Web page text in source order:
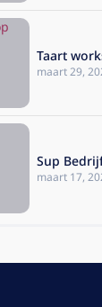
Taart
maart 29,
Sup
maart 17,